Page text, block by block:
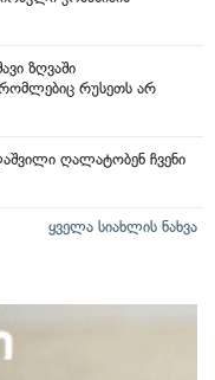
ზღვაში
რუსეთს არ
ღალატობენ ჩვენი
ყველა სიახლის ნახვა